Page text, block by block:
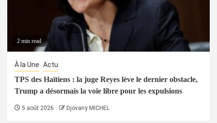
2 min read
À la Une Actu
TPS des Haïtiens : la juge Reyes lève le dernier obstacle,
Trump a désormais la voie libre pour les expulsions
5 août 2026 Djovany MICHEL